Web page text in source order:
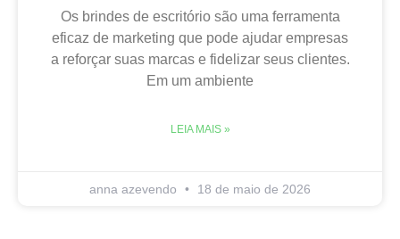
Os brindes de escritório são uma ferramenta
eficaz de marketing que pode ajudar empresas
a reforçar suas marcas e fidelizar seus clientes.
Em um ambiente
LEIA MAIS »
anna azevendo 18 de maio de 2026